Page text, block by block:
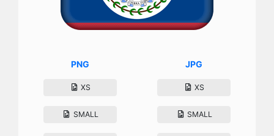
PNG
XS
SMALL
JPG
XS
SMALL